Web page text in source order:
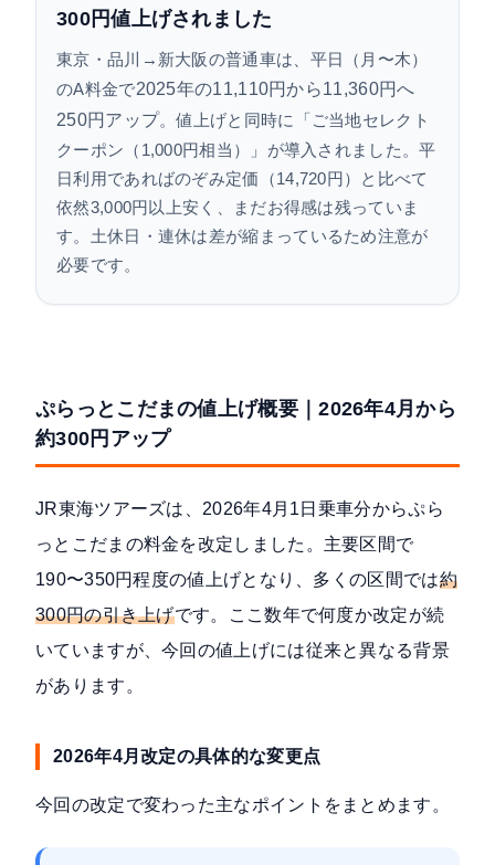
まとめ｜ぷらっとこだまは値上げ後も平日なら最
よくある質問
300円値上げされました
東京・品川→新大阪の普通車は、平日（月〜木）
のA料金で2025年の11,110円から11,360円へ
250円アップ。値上げと同時に「ご当地セレクト
クーポン（1,000円相当）」が導入されました。平
日利用であればのぞみ定価（14,720円）と比べて
依然3,000円以上安く、まだお得感は残っていま
す。土休日・連休は差が縮まっているため注意が
必要です。
ぷらっとこだまの値上げ概要｜2026年4月から
約300円アップ
JR東海ツアーズは、2026年4月1日乗車分からぷら
っとこだまの料金を改定 しました。主要区間で
190〜350円程度の値上げとなり、多くの区間では約
300円の引き上げです。ここ数年で何度か改定が続
いていますが、今回の値上げには従来と異なる背景
があります。
2026年4月改定の具体的な変更点
今回の改定で変わった主なポイントをまとめます。